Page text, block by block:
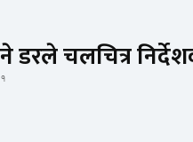
डरले चलचित्र